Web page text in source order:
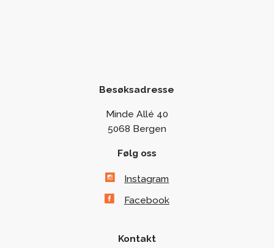
Besøksadresse
Minde Allé 40
5068 Bergen
Følg oss
Instagram
Facebook
Kontakt